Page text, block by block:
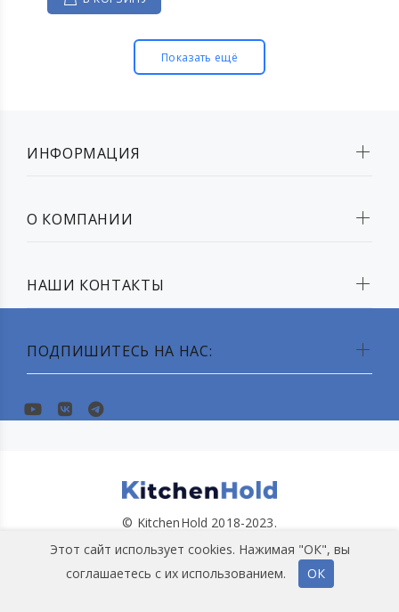
Показать ещё
ПОДПИШИТЕСЬ НА НАС:
ИНФОРМАЦИЯ
О КОМПАНИИ
НАШИ КОНТАКТЫ
© KitchenHold 2018-2023.
Этот сайт использует cookies. Нажимая "ОК", вы
соглашаетесь с их использованием.
ОК